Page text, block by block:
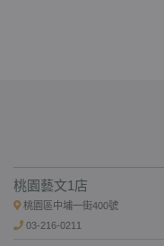
桃園藝文1店
桃園區中埔一街400號
03-216-0211